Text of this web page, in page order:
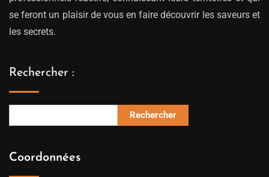
se feront un plaisir de vous en faire découvrir les saveurs et
les secrets.
Rechercher :
Rechercher
Coordonnées